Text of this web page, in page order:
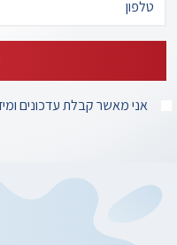
אני מאשר קבלת עדכונים